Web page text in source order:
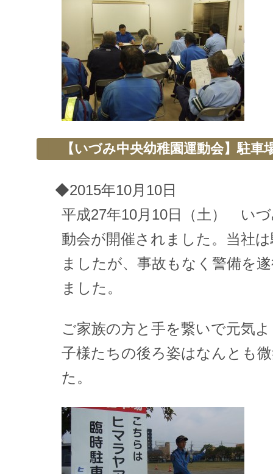
【いづみ中央幼稚園運動会】駐車
◆2015年10月10日
平成27年10月10日（土） い
動会が開催されました。当社
ましたが、事故もなく警備を
ました。
ご家族の方と手を繋いで元気
子様たちの後ろ姿はなんとも
た。